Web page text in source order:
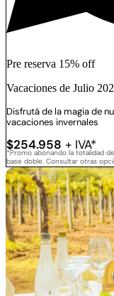
Pre reserva 15% off
Vacaciones de Julio
Disfrutá de la magia de
vacaciones invernales
$254.958 + IVA*
*Promo abonando la totalidad
base doble. Consultar otras